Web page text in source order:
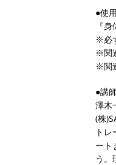
●使
『
※必
※関
※関
●講師
澤木
(株
ト
ート
う。